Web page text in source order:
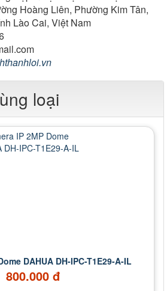
Hoàng Liên, Phường Kim Tân,
Lào Cai, Việt Nam
loại
DAHUA DH-IPC-T1E29-A-IL
800.000 đ